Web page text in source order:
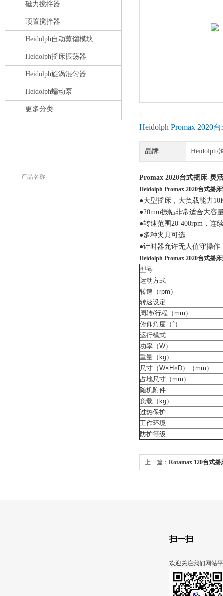
磁力搅拌器
顶置搅拌器
Heidolph自动蒸馏模块
Heidolph摇床振荡器
Heidolph旋涡混匀器
Heidolph蠕动泵
更多分类
Heidolph Promax 2020
品牌 Heidolph/
Promax 2020台式摇床-灵
Heidolph Promax 2020台式摇床
●大型摇床，大负载能力
●20mm振幅非常适合大容
●转速范围20-400rpm，连
●多种夹具可选
●计时器允许无人值守操作
Heidolph Promax 2020台式摇床
型号
运动方式
转速（rpm）
转速设定
周转/行程（mm）
俯仰角度（°）
运行模式
功率（W）
重量（kg）
尺寸（W×H×D）（mm）
占地尺寸（mm）
随机附件
负载（kg）
过热保护
工作环境
防护等级
上一篇： Rotamax 120台式摇
扫一扫
欢迎关注我们网站